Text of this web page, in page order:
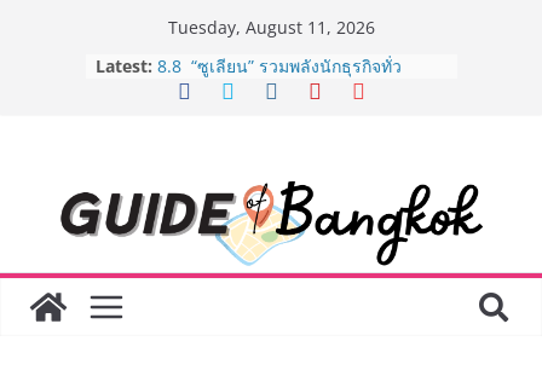
Tuesday, August 11, 2026
Latest: 8.8 “ซูเลียน” รวมพลังนักธุรกิจทั่ว
ประเทศ จัดประชุมใหญ่แห่งปี พบ CEO
ยาวนานกว่า 20 ปี ต่อยอดเสิร์ฟความ
อร่อย ยกเมนูระดับตำนาน “ข้าวหน้าไก่
ราชวงศ์” พุ่งทะยานสู่น่านฟ้า
BEDO จัดงาน Thailand Nature
Positive Forum 2026 ภายใต้หัวข้อ